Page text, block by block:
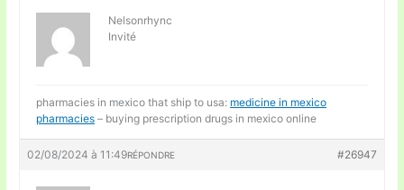
Nelsonrhync
Invité
pharmacies in mexico that ship to usa: medicine in mexico
pharmacies – buying prescription drugs in mexico online
02/08/2024 à 11:49 #26947
RÉPONDRE